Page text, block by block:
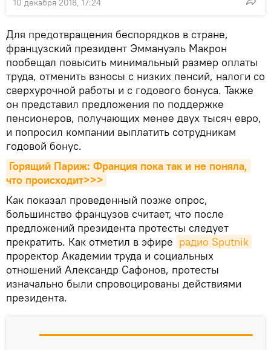
10 декабря 2018, 17:24
Для предотвращения беспорядков в стране,
французский президент Эммануэль Макрон
пообещал повысить минимальный размер оплаты
труда, отменить взносы с низких пенсий, налоги со
сверхурочной работы и с годового бонуса. Также
он представил предложения по поддержке
пенсионеров, получающих менее двух тысяч евро,
и попросил компании выплатить сотрудникам
годовой бонус.
Горящий Париж: Франция пока так и не поняла,
что происходит>>>
Как показал проведенный позже опрос,
большинство французов считает, что после
предложений президента протесты следует
прекратить. Как отметил в эфире радио Sputnik
проректор Академии труда и социальных
отношений Александр Сафонов, протесты
изначально были спровоцированы действиями
президента.